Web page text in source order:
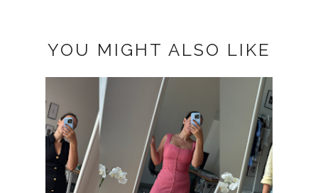
YOU MIGHT ALSO LIKE